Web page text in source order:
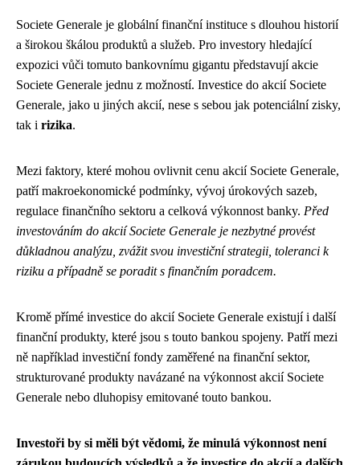
Societe Generale je globální finanční instituce s dlouhou historií
a širokou škálou produktů a služeb. Pro investory hledající
expozici vůči tomuto bankovnímu gigantu představují akcie
Societe Generale jednu z možností. Investice do akcií Societe
Generale, jako u jiných akcií, nese s sebou jak potenciální zisky,
tak i rizika.
Mezi faktory, které mohou ovlivnit cenu akcií Societe Generale,
patří makroekonomické podmínky, vývoj úrokových sazeb,
regulace finančního sektoru a celková výkonnost banky. Před
investováním do akcií Societe Generale je nezbytné provést
důkladnou analýzu, zvážit svou investiční strategii, toleranci k
riziku a případně se poradit s finančním poradcem.
Kromě přímé investice do akcií Societe Generale existují i další
finanční produkty, které jsou s touto bankou spojeny. Patří mezi
ně například investiční fondy zaměřené na finanční sektor,
strukturované produkty navázané na výkonnost akcií Societe
Generale nebo dluhopisy emitované touto bankou.
Investoři by si měli být vědomi, že minulá výkonnost není